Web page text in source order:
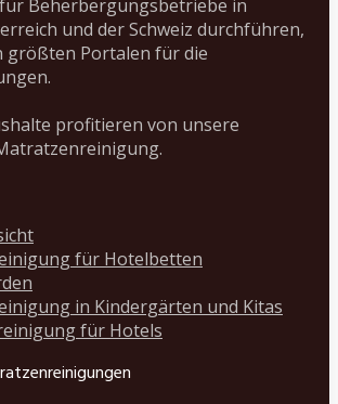
für Beherbergungsbetriebe in
und der Schweiz durchführen,
größten Portalen für die
profitieren von unsere
für Hotelbetten
in Kindergärten und Kitas
für Hotels